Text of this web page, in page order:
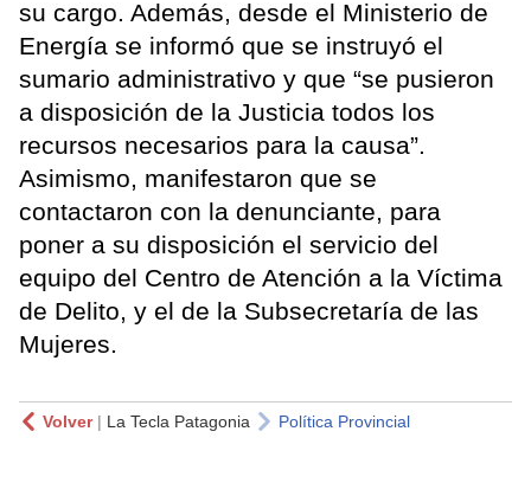
su cargo. Además, desde el Ministerio de
Energía se informó que se instruyó el
sumario administrativo y que “se pusieron
a disposición de la Justicia todos los
recursos necesarios para la causa”.
Asimismo, manifestaron que se
contactaron con la denunciante, para
poner a su disposición el servicio del
equipo del Centro de Atención a la Víctima
de Delito, y el de la Subsecretaría de las
Mujeres.
Volver| La Tecla Patagonia Política Provincial